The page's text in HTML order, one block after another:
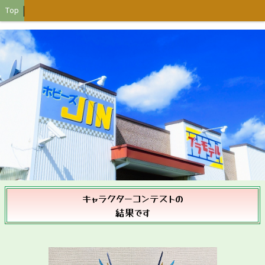
Top
キャラクターコンテストの
結果です